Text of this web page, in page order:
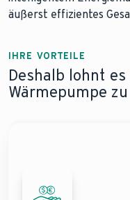
äußerst effizientes
IHRE VORTEILE
Deshalb lohnt
Wärmepumpe